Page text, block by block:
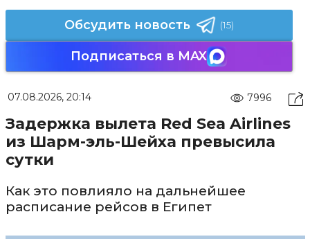
Обсудить новость (15)
Подписаться в MAX
07.08.2026, 20:14 7996
Задержка вылета Red Sea Airlines
из Шарм-эль-Шейха превысила
сутки
Как это повлияло на дальнейшее
расписание рейсов в Египет